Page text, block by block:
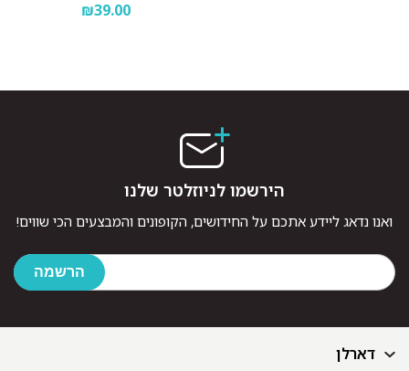
₪39.00
דארלן
הירשמו לניוזלטר שלנו
ואנו נדאג ליידע אתכם על החידושים, הקופונים והמבצעים הכי שווים!